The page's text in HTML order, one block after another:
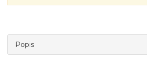
Popis